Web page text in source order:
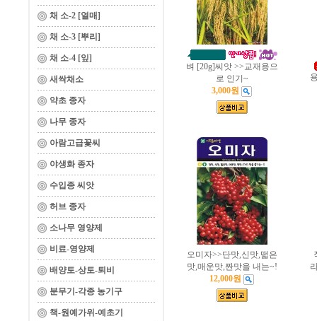
채 소-2 [열매]
채 소-3 [뿌리]
채 소-4 [잎]
새싹채소
약초 종자
나무 종자
아람고급꽃씨
야생화 종자
수입종 씨앗
허브 종자
소나무 영양제
비료-영양제
배양토-상토-퇴비
분무기-각종 농기구
책-원예가위-예초기
벼 [20g]씨앗 >>교재용으
로 인기~
3,000원
오미자>>단맛,신맛,떫은
맛,매운맛,짠맛을 내는~!
12,000원